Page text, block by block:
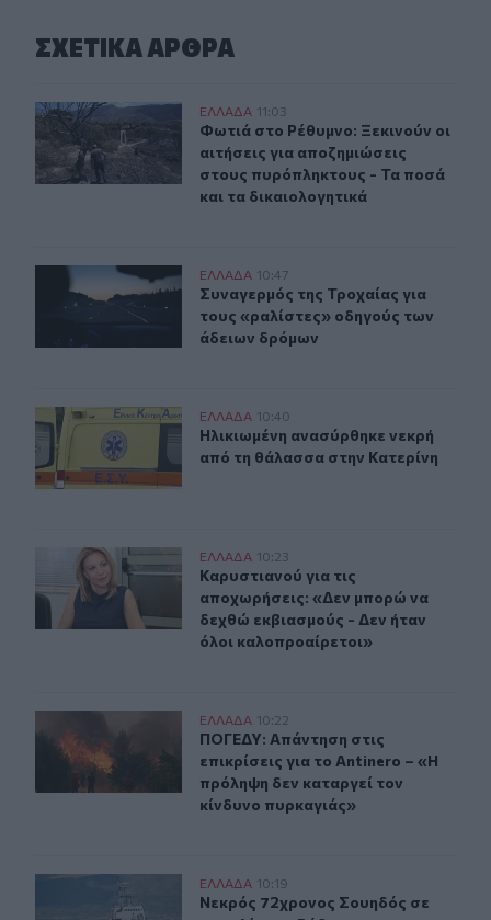
ΣΧΕΤΙΚA AΡΘΡΑ
Φωτιά στο Ρέθυμνο: Ξεκινούν οι αιτήσεις για
ΕΛΛAΔΑ 11:03
Φωτιά στο Ρέθυμνο: Ξεκινούν οι
Φωτιά στο Ρέθυμνο: Ξεκινούν οι
αιτήσεις για αποζημιώσεις
στους πυρόπληκτους - Τα ποσά
και τα δικαιολογητικά
Συναγερμός της Τροχαίας για τους «ραλίστες»
ΕΛΛAΔΑ 10:47
Συναγερμός της Τροχαίας για
Συναγερμός της Τροχαίας για
τους «ραλίστες» οδηγούς των
άδειων δρόμων
Ηλικιωμένη ανασύρθηκε νεκρή από τη θάλασσα στην
ΕΛΛAΔΑ 10:40
Ηλικιωμένη ανασύρθηκε νεκρή
Ηλικιωμένη ανασύρθηκε νεκρή
από τη θάλασσα στην Κατερίνη
Καρυστιανού για τις αποχωρήσεις: «Δεν μπορώ να
ΕΛΛAΔΑ 10:23
Καρυστιανού για τις
Καρυστιανού για τις
αποχωρήσεις: «Δεν μπορώ να
δεχθώ εκβιασμούς - Δεν ήταν
όλοι καλοπροαίρετοι»
ΠΟΓΕΔΥ: Απάντηση στις επικρίσεις για το Antinero –
ΕΛΛAΔΑ 10:22
ΠΟΓΕΔΥ: Απάντηση στις
ΠΟΓΕΔΥ: Απάντηση στις
επικρίσεις για το Antinero – «Η
πρόληψη δεν καταργεί τον
κίνδυνο πυρκαγιάς»
Νεκρός 72χρονος Σουηδός σε παραλία της Ρόδου
ΕΛΛAΔΑ 10:19
Νεκρός 72χρονος Σουηδός σε
Νεκρός 72χρονος Σουηδός σε